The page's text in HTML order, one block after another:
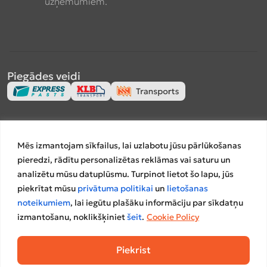
Mēs izmantojam sīkfailus, lai uzlabotu jūsu pārlūkošanas
pieredzi, rādītu personalizētas reklāmas vai saturu un
analizētu mūsu datuplūsmu. Turpinot lietot šo lapu, jūs
piekrītat mūsu privātuma politikai un lietošanas
noteikumiem, lai iegūtu plašāku informāciju par sīkdatņu
izmantošanu, noklikšķinietšeit. Cookie Policy
Piekrist
Piegādes veidi
Salīdzināšanas platformas